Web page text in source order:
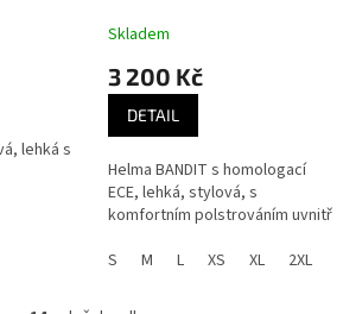
lehká s
Skladem
3 200 Kč
DETAIL
Helma BANDIT s homologací
ECE, lehká, stylová, s
komfortním polstrováním uvnitř
S
M L XS XL 2XL